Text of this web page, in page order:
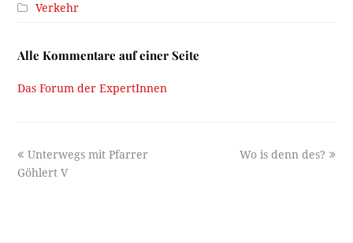
Verkehr
Alle Kommentare auf einer Seite
Das Forum der ExpertInnen
previous
post:
Unterwegs mit Pfarrer
Göhlert V
next
Wo is denn des?